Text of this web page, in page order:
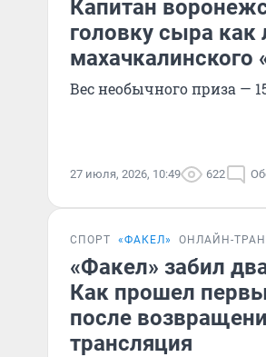
Капитан
головку сыра как
махачкалинского
Вес необычного приза —
27 июля, 2026, 10:49 622
СПОРТ «ФАКЕЛ» ОНЛАЙН-
«Факел» забил
Как прошел
после
трансляция